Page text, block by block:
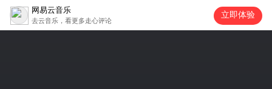
网易云音乐
去云音乐，看更多走心评论
立即体验